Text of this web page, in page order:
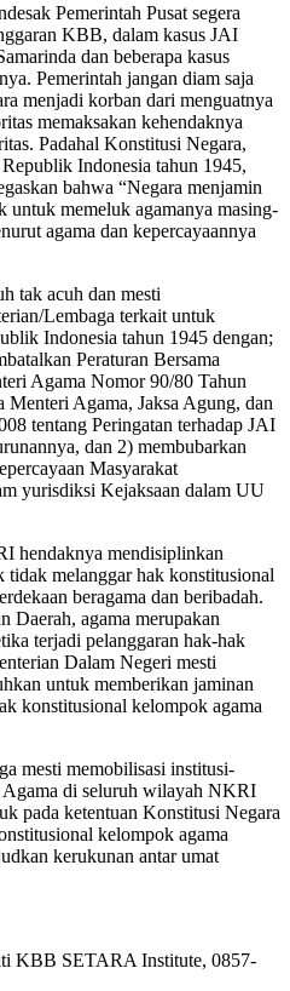
Pemerintah Pusat segera
KBB, dalam kasus JAI
dan beberapa kasus
Pemerintah jangan diam saja
menjadi korban dari menguatnya
memaksakan kehendaknya
Padahal Konstitusi Negara,
Indonesia tahun 1945,
bahwa “Negara menjamin
untuk memeluk agamanya masing-
agama dan kepercayaannya
tak acuh dan mesti
Lembaga terkait untuk
Indonesia tahun 1945 dengan;
Peraturan Bersama
Agama Nomor 90/80 Tahun
Menteri Agama, Jaksa Agung, dan
tentang Peringatan terhadap JAI
dan 2) membubarkan
Masyarakat
yurisdiksi Kejaksaan dalam UU
hendaknya mendisiplinkan
tidak melanggar hak konstitusional
beragama dan beribadah.
Daerah, agama merupakan
terjadi pelanggaran hak-hak
Dalam Negeri mesti
untuk memberikan jaminan
konstitusional kelompok agama
mesti memobilisasi institusi-
di seluruh wilayah NKRI
pada ketentuan Konstitusi Negara
kelompok agama
kerukunan antar umat
KBB SETARA Institute, 0857-